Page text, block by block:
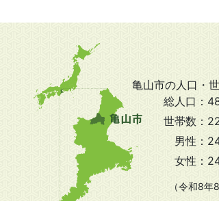
亀山市の人口・
総人口：
世帯数：
男性：
女性：
（令和8年